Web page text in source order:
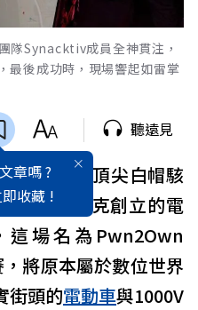
Synacktiv成員全神貫注，
最後成功時，現場響起如雷掌
章嗎 ?
收藏 !
聽遠見
京參賽的頂尖白帽駭
一台馬斯克創立的電
場名為Pwn2Own
，將原本屬於數位世界
街頭的電動車與1000V